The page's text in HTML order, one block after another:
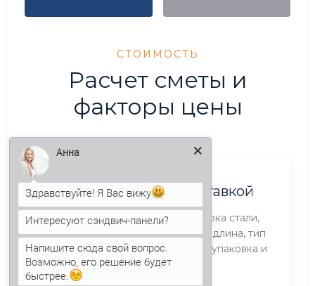
СТОИМОСТЬ
Расчет сметы и
факторы цены
Цена за объём с доставкой
На итоговую сумму влияют марка стали,
наполнитель, толщина изделия, длина, тип
замка, состав доборов, крепеж, упаковка и
адрес разгрузки.
Анна
Здравствуйте! Я Вас вижу
Интересуют сэндвич-панели?
Напишите сюда свой вопрос.
Возможно, его решение будет
быстрее.